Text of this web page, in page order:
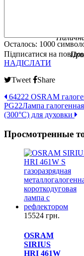
Осталось: 1000
Підписатися на
НАДІСЛАТИ
Tweet
Share
64222 OSRAM
PG22Лампа
(300°С) для духовки
Просмотренные
15524 грн.
OSRAM
SIRIUS
HRI 461W